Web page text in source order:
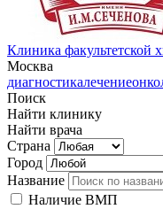
Клиника
Москва
диагностикалечение
Поиск
Найти клинику
Найти врача
Страна
Город
Название
Наличие ВМП